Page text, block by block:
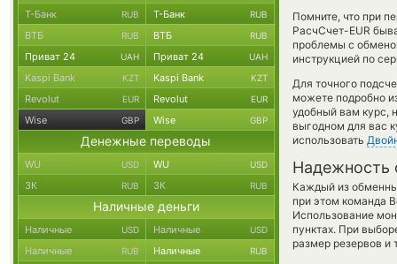
Помните, что при
РасчСчет-EUR
проблемы с
инструкцией по
Для точного
можете подробно
удобный вам курс,
выгодном для вас
использовать
Надежность
Каждый из
при этом команда
Использование
пунктах. При
размер резервов и
Т-Банк RUB Т-Банк RUB
ВТБ RUB ВТБ RUB
Приват 24 UAH Приват 24 UAH
Kaspi Bank KZT Kaspi Bank KZT
Revolut EUR Revolut EUR
Wise GBP Wise GBP
Денежные переводы
WU USD WU USD
ЗК RUB ЗК RUB
Наличные деньги
Наличные USD Наличные USD
Наличные RUB Наличные RUB